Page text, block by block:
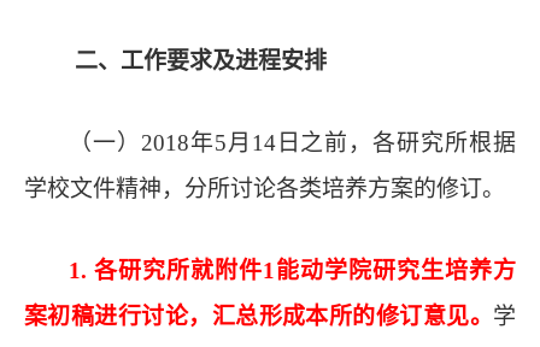
二、工作要求及进程安排
（一） 2018年5月 14日之前 ，各研究所根据
学校文件精神，分所讨论各类培养方案的修订。
1. 各研究所就附件1 能动学院研究生培养方
案初稿进行讨论，汇总形成本所的修订意见。 学